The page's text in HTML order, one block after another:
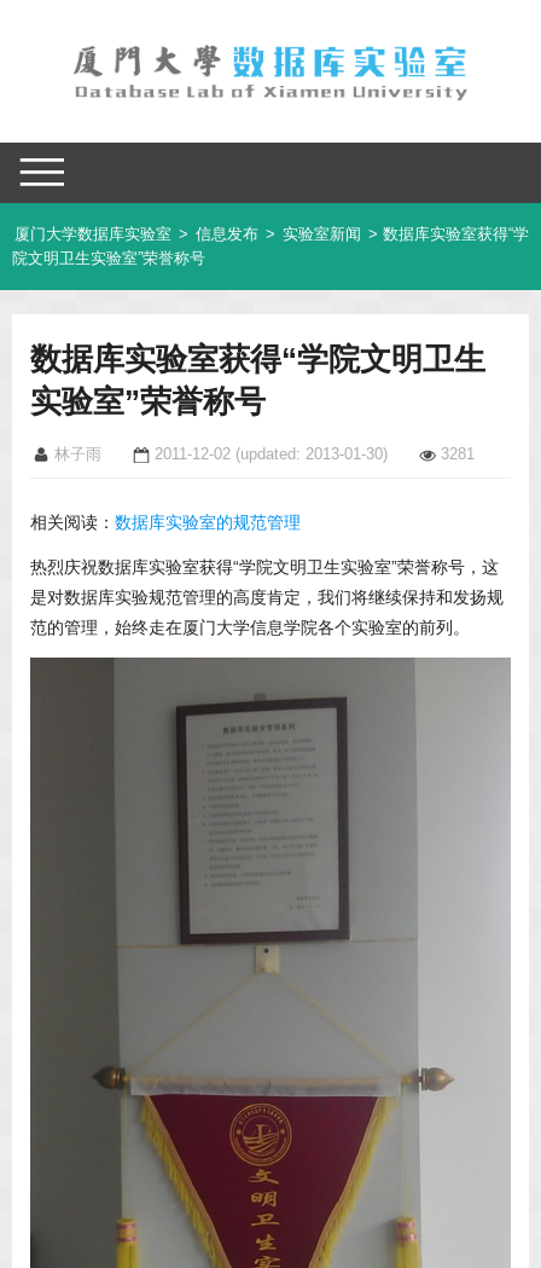
厦门大学数据库实验室 > 信息发布 > 实验室新闻 > 数据库实验室获得“学
院文明卫生实验室”荣誉称号
数据库实验室获得“学院文明卫生
实验室”荣誉称号
林子雨 2011-12-02 (updated: 2013-01-30) 3281
相关阅读： 数据库实验室的规范管理
热烈庆祝数据库实验室获得“学院文明卫生实验室”荣誉称号，这
是对数据库实验规范管理的高度肯定，我们将继续保持和发扬规
范的管理，始终走在厦门大学信息学院各个实验室的前列。